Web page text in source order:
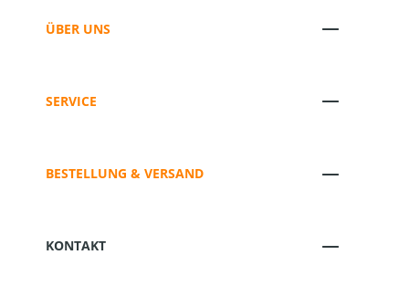
ÜBER UNS
SERVICE
BESTELLUNG & VERSAND
KONTAKT